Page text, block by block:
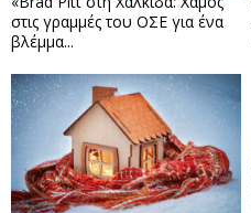
στις γραμμές του ΟΣΕ για ένα
βλέμμα...